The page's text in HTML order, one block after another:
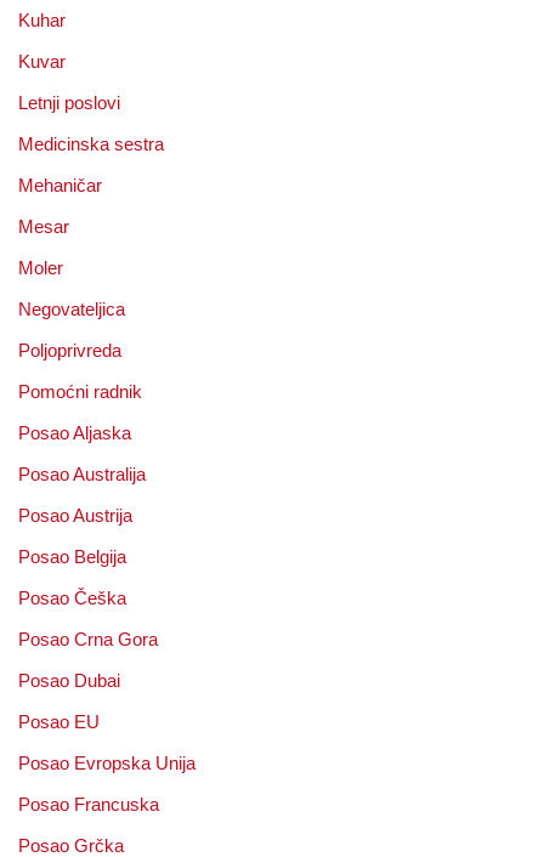
Kuhar
Kuvar
Letnji poslovi
Medicinska sestra
Mehaničar
Mesar
Moler
Negovateljica
Poljoprivreda
Pomoćni radnik
Posao Aljaska
Posao Australija
Posao Austrija
Posao Belgija
Posao Češka
Posao Crna Gora
Posao Dubai
Posao EU
Posao Evropska Unija
Posao Francuska
Posao Grčka